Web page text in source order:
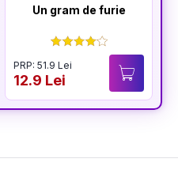
Un gram de furie
PRP: 51.9 Lei
12.9 Lei